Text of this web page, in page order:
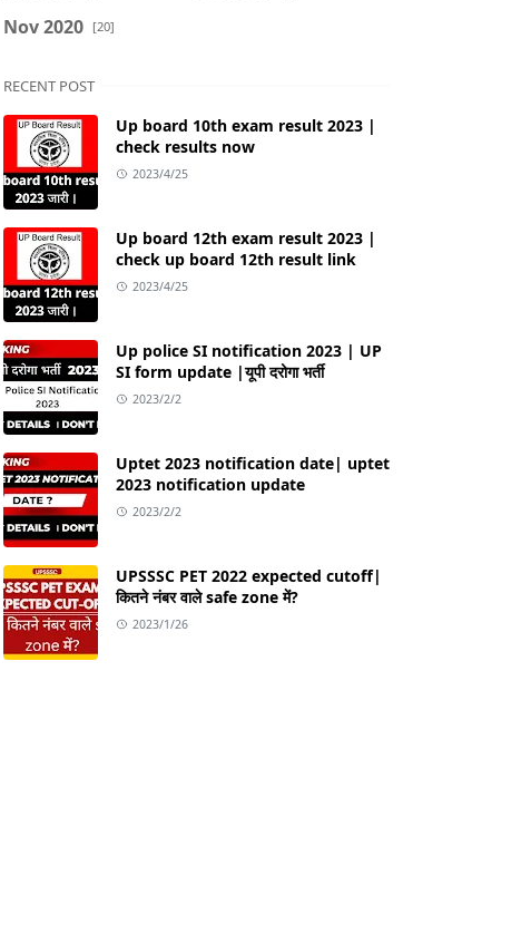
Nov 2020 [20]
RECENT POST
Up board 10th exam result 2023 |
check results now
2023/4/25
Up board 12th exam result 2023 |
check up board 12th result link
2023/4/25
Up police SI notification 2023 | UP
SI form update |यूपी दरोगा भर्ती
2023/2/2
Uptet 2023 notification date| uptet
2023 notification update
2023/2/2
UPSSSC PET 2022 expected cutoff|
कितने नंबर वाले safe zone में?
2023/1/26